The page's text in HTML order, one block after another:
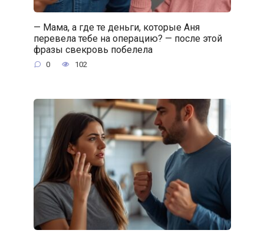
— Мама, а где те деньги, которые Аня
перевела тебе на операцию? — после этой
фразы свекровь побелела
0 102